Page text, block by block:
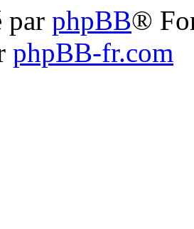
par phpBB®
phpBB-fr.com